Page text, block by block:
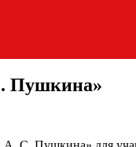
Пушкина»